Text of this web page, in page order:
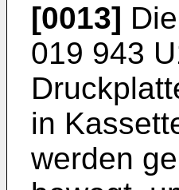
[0013]
019 943
in
werden